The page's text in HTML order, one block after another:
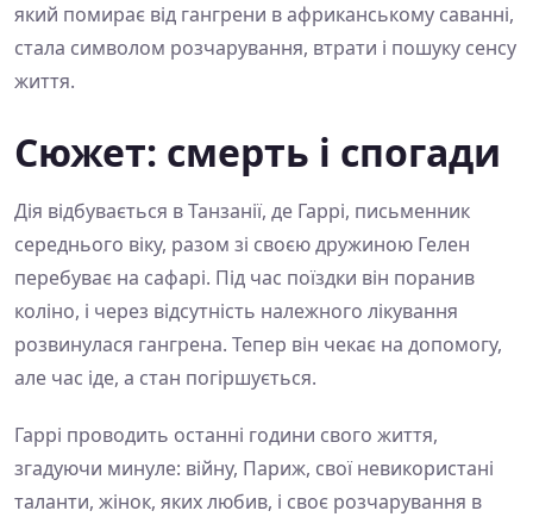
який помирає від гангрени в африканському саванні,
стала символом розчарування, втрати і пошуку сенсу
життя.
Сюжет: смерть і спогади
Дія відбувається в Танзанії, де Гаррі, письменник
середнього віку, разом зі своєю дружиною Гелен
перебуває на сафарі. Під час поїздки він поранив
коліно, і через відсутність належного лікування
розвинулася гангрена. Тепер він чекає на допомогу,
але час іде, а стан погіршується.
Гаррі проводить останні години свого життя,
згадуючи минуле: війну, Париж, свої невикористані
таланти, жінок, яких любив, і своє розчарування в